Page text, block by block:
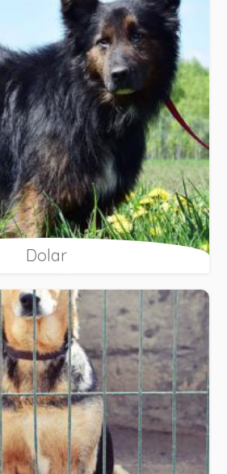
Dolar